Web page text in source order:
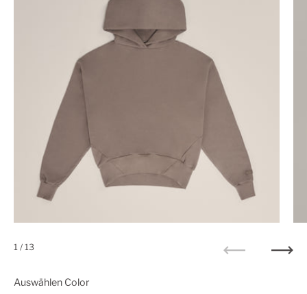
Auswählen Color
1 / 13